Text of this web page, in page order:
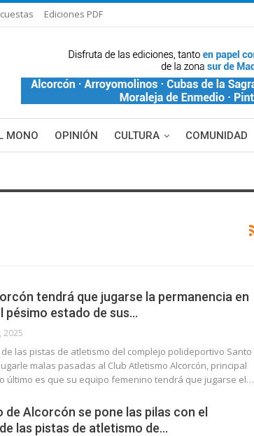
Ediciones PDF
MONO OPINIÓN CULTURA COMUNIDAD
tendrá que jugarse la permanencia en
pésimo estado de sus…
2025
las pistas de atletismo del complejo polideportivo Santo
malas pasadas al Club Atletismo Alcorcón, principal
último es que su equipo femenino tendrá que jugarse el…
de Alcorcón se pone las pilas con el
las pistas de atletismo de…